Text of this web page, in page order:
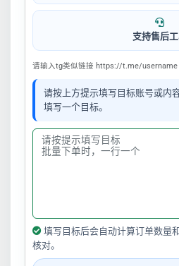
支持售后
请输入tg类似链接 https://t.me/username
请按上方提示填写目标账号或内
填写一个目标。
填写目标后会自动计算订单数量
核对。